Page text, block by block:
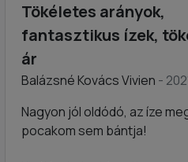
Tökéletes arányok,
fantasztikus ízek,
ár
Balázsné Kovács Vivien -
Nagyon jól oldódó, az íze
pocakom sem bántja!